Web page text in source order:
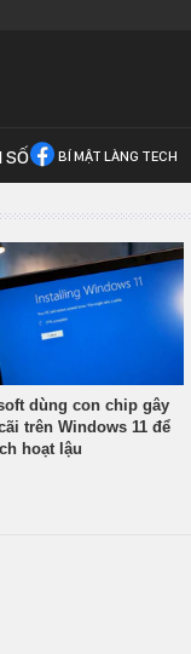
SỐ BÍ MẬT LÀNG TECH
dùng con chip gây
trên Windows 11 để
hoạt lậu